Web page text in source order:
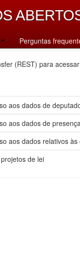
Perguntas
(REST) para
aos dados de
aos dados de
aos dados relativos
de lei